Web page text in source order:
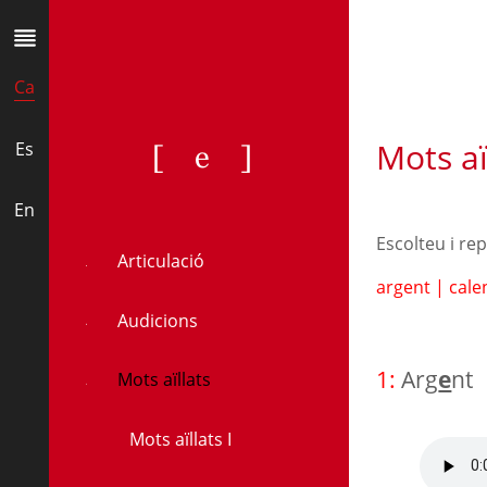
Ca
Es
En
[e]
Articulació
Audicions
Mots aïllats
Mots aïllats I
Mots
Escolteu i
argent |
1: Argent